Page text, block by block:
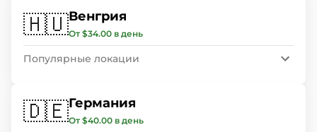
🇭🇺Венгрия
От $34.00 в день
Популярные локации
🇩🇪Германия
От $40.00 в день